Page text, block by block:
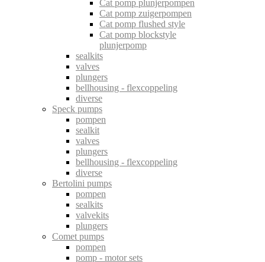
Cat pomp plunjerpompen
Cat pomp zuigerpompen
Cat pomp flushed style
Cat pomp blockstyle
plunjerpomp
sealkits
valves
plungers
bellhousing - flexcoppeling
diverse
Speck pumps
pompen
sealkit
valves
plungers
bellhousing - flexcoppeling
diverse
Bertolini pumps
pompen
sealkits
valvekits
plungers
Comet pumps
pompen
pomp - motor sets